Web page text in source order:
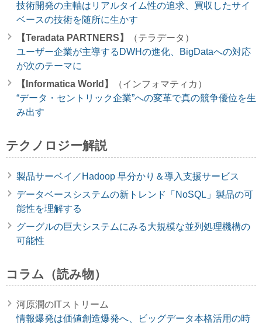
技術開発の主軸はリアルタイム性の追求、買収したサイ
ベースの技術を随所に生かす
【Teradata PARTNERS】
（テラデータ）
ユーザー企業が主導するDWHの進化、BigDataへの対応
が次のテーマに
【Informatica World】
（インフォマティカ）
“データ・セントリック企業”への変革で真の競争優位を生
み出す
テクノロジー解説
製品サーベイ／Hadoop 早分かり＆導入支援サービス
データベースシステムの新トレンド「NoSQL」製品の可
能性を理解する
グーグルの巨大システムにみる大規模な並列処理機構の
可能性
コラム（読み物）
河原潤のITストリーム
情報爆発は価値創造爆発へ、ビッグデータ本格活用の時